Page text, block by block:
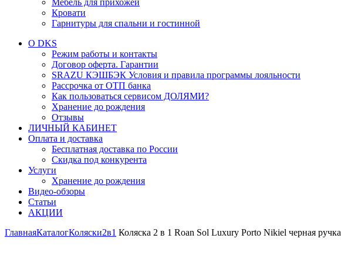
Мебель для прихожей
Кровати
Гарнитуры для спальни и гостинной
О DKS
Режим работы и контакты
Договор оферта. Гарантии
SRAZU КЭШБЭК Условия и правила программы лояльности
Рассрочка от ОТП банка
Как пользоваться сервисом ДОЛЯМИ?
Хранение до рождения
Отзывы
ЛИЧНЫЙ КАБИНЕТ
Оплата и доставка
Бесплатная доставка по России
Скидка под конкурента
Услуги
Хранение до рождения
Видео-обзоры
Статьи
АКЦИИ
ГлавнаяКаталогКоляски2в1 Коляска 2 в 1 Roan Sol Luxury Porto Nikiel черная ручка